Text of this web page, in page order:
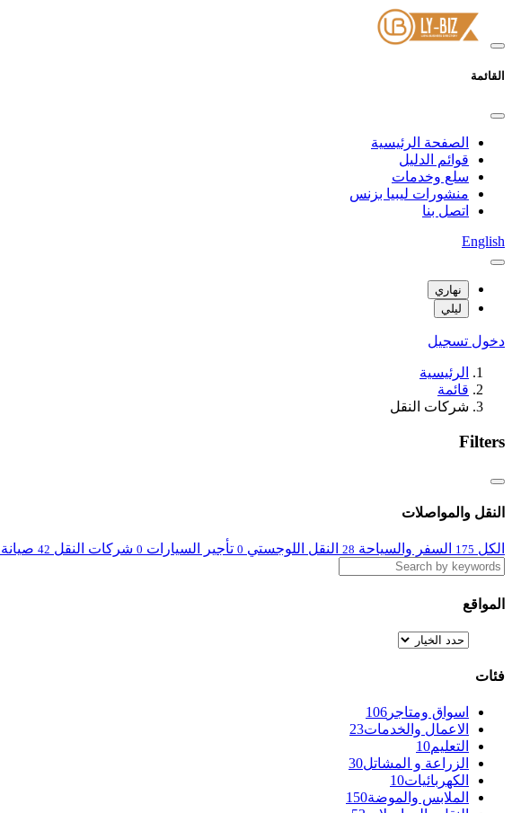
القائمة
الصفحة الرئيسية
قوائم الدليل
سلع وخدمات
منشورات ليبيا بزنس
اتصل بنا
English
نهاري
ليلي
دخول تسجيل
الرئيسية
قائمة
شركات النقل
Filters
النقل والمواصلات
الكل 175 السفر والسياحة 28 النقل اللوجستي 0 تأجير السيارات 0 شركات النقل 42 صيانة
المواقع
فئات
اسواق ومتاجر 106
الاعمال والخدمات23
التعليم10
الزراعة و المشاتل30
الكهربائيات10
الملابس والموضة150